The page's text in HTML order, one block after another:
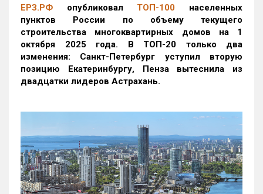
ЕРЗ.РФ опубликовал ТОП-100 населенных
пунктов России по объему текущего
строительства многоквартирных домов на 1
октября 2025 года. В ТОП-20 только два
изменения: Санкт-Петербург уступил вторую
позицию Екатеринбургу, Пенза вытеснила из
двадцатки лидеров Астрахань.